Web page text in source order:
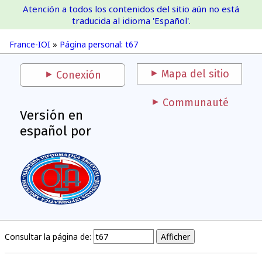
France-IOI
France-IOI » Página personal: t67
Atención a todos los contenidos del sitio aún no está
traducida al idioma 'Español'.
Conexión Mapa del sitio
Versión en
español por
Communauté
Consultar la página de: